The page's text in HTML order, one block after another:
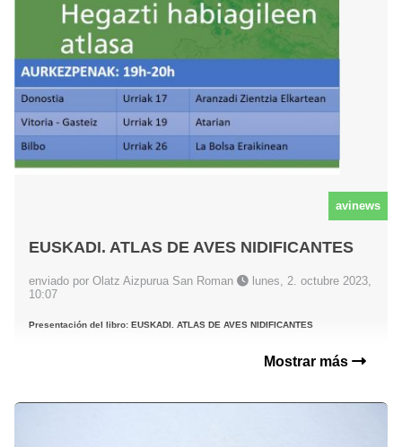
avinews
EUSKADI. ATLAS DE AVES NIDIFICANTES
enviado por Olatz Aizpurua San Roman
lunes, 2. octubre 2023,
10:07
Presentación del libro: EUSKADI. ATLAS DE AVES NIDIFICANTES
Mostrar más